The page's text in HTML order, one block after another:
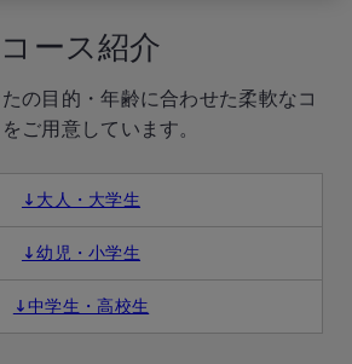
コース紹介
の目的・年齢に合わせた柔軟なコ
ご用意しています。
↓大人・大学生
↓幼児・小学生
↓中学生・高校生